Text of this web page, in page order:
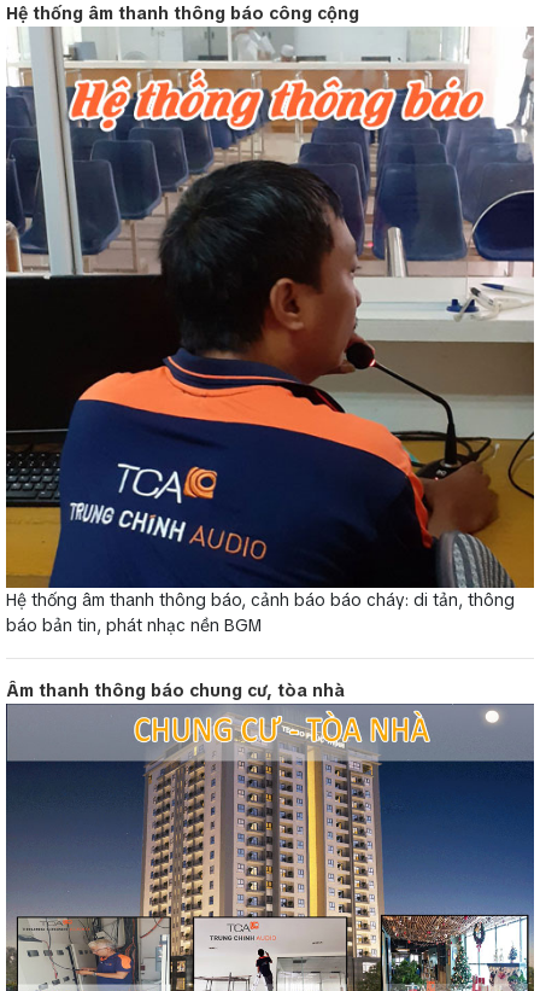
Hệ thống âm thanh thông báo công cộng
Hệ thống âm thanh thông báo, cảnh báo báo cháy: di tản, thông
báo bản tin, phát nhạc nền BGM
Âm thanh thông báo chung cư, tòa nhà